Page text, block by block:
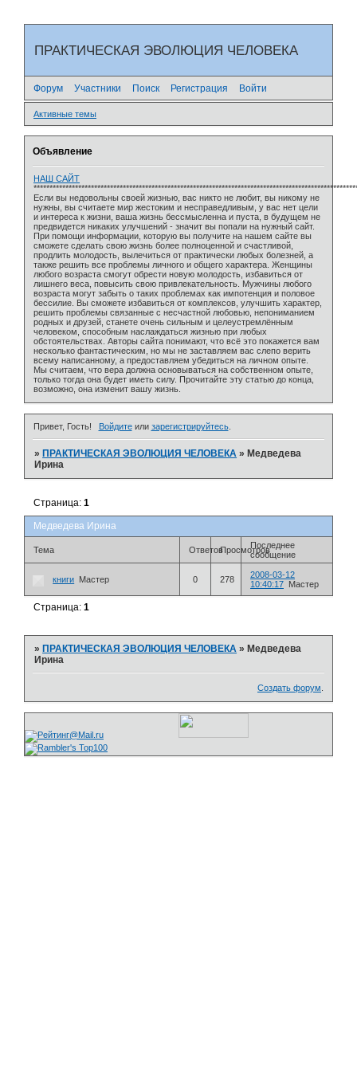
ПРАКТИЧЕСКАЯ ЭВОЛЮЦИЯ ЧЕЛОВЕКА
Форум Участники Поиск Регистрация Войти
Активные темы
Объявление
НАШ САЙТ
Если вы недовольны своей жизнью, вас никто не любит, вы никому не
нужны, вы считаете мир жестоким и несправедливым, у вас нет цели
и интереса к жизни, ваша жизнь бессмысленна и пуста, в будущем не
предвидется никаких улучшений - значит вы попали на нужный сайт.
При помощи информации, которую вы получите на нашем сайте вы
сможете сделать свою жизнь более полноценной и счастливой,
продлить молодость, вылечиться от практически любых болезней, а
также решить все проблемы личного и общего характера. Женщины
любого возраста смогут обрести новую молодость, избавиться от
лишнего веса, повысить свою привлекательность. Мужчины любого
возраста могут забыть о таких проблемах как импотенция и половое
бессилие. Вы сможете избавиться от комплексов, улучшить характер,
решить проблемы связанные с несчастной любовью, непониманием
родных и друзей, станете очень сильным и целеустремлённым
человеком, способным наслаждаться жизнью при любых
обстоятельствах. Авторы сайта понимают, что всё это покажется вам
несколько фантастическим, но мы не заставляем вас слепо верить
всему написанному, а предоставляем убедиться на личном опыте.
Мы считаем, что вера должна основываться на собственном опыте,
только тогда она будет иметь силу. Прочитайте эту статью до конца,
возможно, она изменит вашу жизнь.
Привет, Гость! Войдитеили зарегистрируйтесь.
» ПРАКТИЧЕСКАЯ ЭВОЛЮЦИЯ ЧЕЛОВЕКА » Медведева
Ирина
Медведева Ирина
Страница:1
Тема ОтветовПросмотровПоследнее
сообщение
книги Мастер 0 278
2008-03-12
10:40:17 Мастер
Страница:1
» ПРАКТИЧЕСКАЯ ЭВОЛЮЦИЯ ЧЕЛОВЕКА » Медведева
Ирина
Создать форум